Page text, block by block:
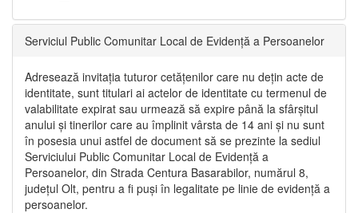
Serviciul Public Comunitar Local de Evidență a Persoanelor
Adresează invitația tuturor cetățenilor care nu dețin acte de
identitate, sunt titulari ai actelor de identitate cu termenul de
valabilitate expirat sau urmează să expire până la sfârșitul
anului și tinerilor care au împlinit vârsta de 14 ani și nu sunt
în posesia unui astfel de document să se prezinte la sediul
Serviciului Public Comunitar Local de Evidență a
Persoanelor, din Strada Centura Basarabilor, numărul 8,
județul Olt, pentru a fi puși în legalitate pe linie de evidență a
persoanelor.